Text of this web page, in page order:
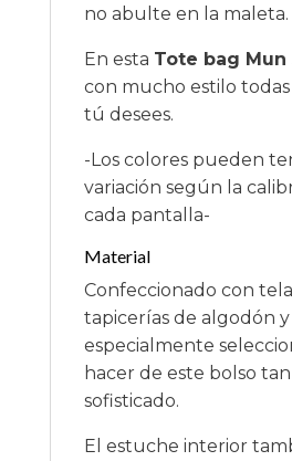
no abulte en la maleta.
En esta Tote bag Mun
con mucho estilo todas
tú desees.
-Los colores pueden
variación según la
cada pantalla-
Material
Confeccionado con
tapicerías de algodón
especialmente
hacer de este bolso
sofisticado.
El estuche interior